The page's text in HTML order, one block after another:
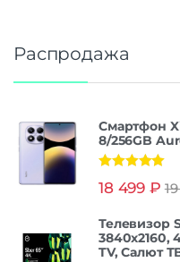
Распродажа
Смартфон
8/256GB
из 5
18 499 ₽
Телевизор
3840x2160,
TV, Салют